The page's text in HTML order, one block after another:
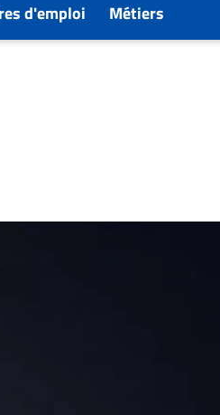
d'emploi Métiers